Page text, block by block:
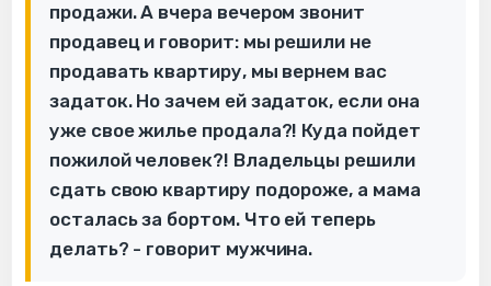
продажи. А вчера вечером звонит
продавец и говорит: мы решили не
продавать квартиру, мы вернем вас
задаток. Но зачем ей задаток, если она
уже свое жилье продала?! Куда пойдет
пожилой человек?! Владельцы решили
сдать свою квартиру подороже, а мама
осталась за бортом. Что ей теперь
делать? - говорит мужчина.